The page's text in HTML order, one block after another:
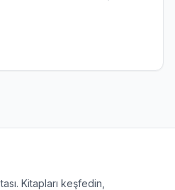
Kitapları keşfedin,